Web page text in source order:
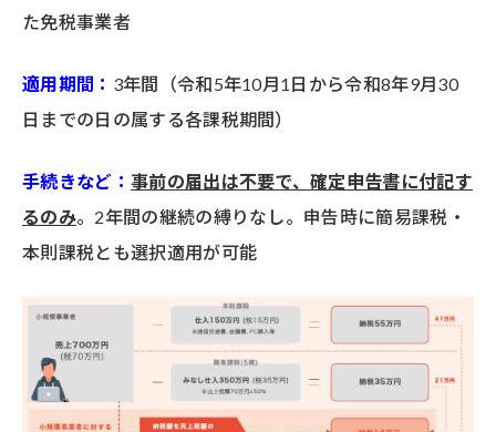
た免税事業者
適用期間： 3年間（令和5年10月1日から令和8年9月30
日までの日の属する各課税期間）
手続きなど： 事前の届出は不要で、確定申告書に付記す
るのみ。2年間の継続の縛りなし。申告時に簡易課税・
本則課税とも選択適用が可能